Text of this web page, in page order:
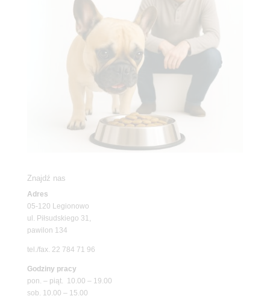
Znajdź nas
Adres
05-120 Legionowo
ul. Piłsudskiego 31,
pawilon 134
tel./fax. 22 784 71 96
Godziny pracy
pon. – piąt. 10.00 – 19.00
sob. 10.00 – 15.00